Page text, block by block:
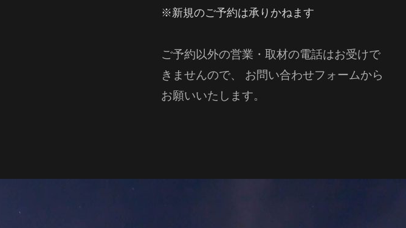
※新規のご予約は承りかねます
ご予約以外の営業・取材の電話はお受けで
きませんので、 お問い合わせフォームから
お願いいたします。